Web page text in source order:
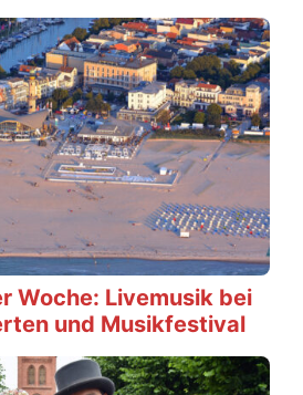
Woche: Livemusik bei
und Musikfestival